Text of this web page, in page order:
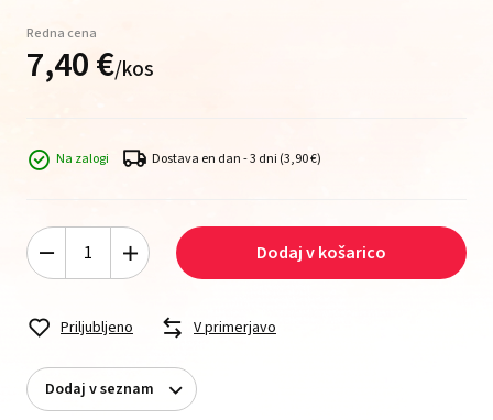
Redna cena
7,40€/kos
Na zalogi Dostava en dan - 3 dni (3,90 €)
Dodaj v košarico
Priljubljeno V primerjavo
Dodaj v seznam